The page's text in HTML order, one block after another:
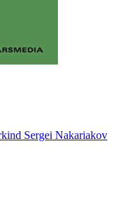
Sergei Nakariakov